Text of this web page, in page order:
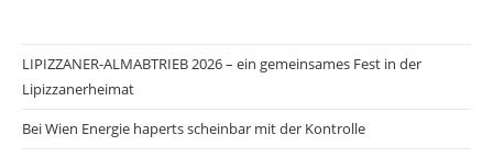
LIPIZZANER-ALMABTRIEB 2026 – ein gemeinsames Fest in der
Lipizzanerheimat
Bei Wien Energie haperts scheinbar mit der Kontrolle